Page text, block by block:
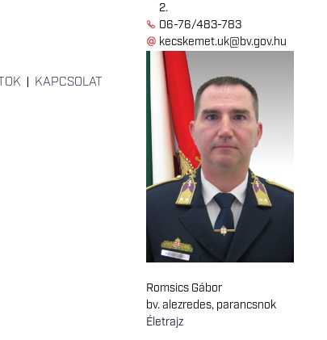
2.
06-76/483-783
kecskemet.uk@bv.gov.hu
Romsics Gábor
bv. alezredes, parancsnok
Életrajz
KAPCSOLAT